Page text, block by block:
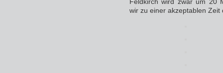
wir zu einer akzeptablen Zeit